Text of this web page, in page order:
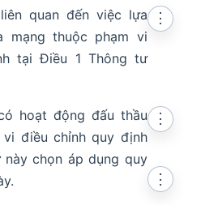
quan đến việc lựa
mạng thuộc phạm vi
tại Điều 1 Thông tư
⋮
hoạt động đấu thầu
điều chỉnh quy định
chọn áp dụng quy
⋮
⋮